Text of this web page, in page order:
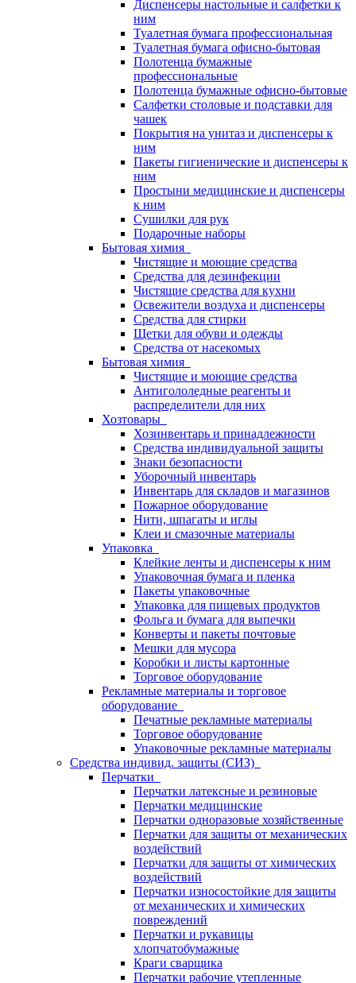
Диспенсеры настольные и салфетки к
ним
Туалетная бумага профессиональная
Туалетная бумага офисно-бытовая
Полотенца бумажные
профессиональные
Полотенца бумажные офисно-бытовые
Салфетки столовые и подставки для
чашек
Покрытия на унитаз и диспенсеры к
ним
Пакеты гигиенические и диспенсеры к
ним
Простыни медицинские и диспенсеры
к ним
Сушилки для рук
Подарочные наборы
Бытовая химия
Чистящие и моющие средства
Средства для дезинфекции
Чистящие средства для кухни
Освежители воздуха и диспенсеры
Средства для стирки
Щетки для обуви и одежды
Средства от насекомых
Бытовая химия
Чистящие и моющие средства
Антигололедные реагенты и
распределители для них
Хозтовары
Хозинвентарь и принадлежности
Средства индивидуальной защиты
Знаки безопасности
Уборочный инвентарь
Инвентарь для складов и магазинов
Пожарное оборудование
Нити, шпагаты и иглы
Клеи и смазочные материалы
Упаковка
Клейкие ленты и диспенсеры к ним
Упаковочная бумага и пленка
Пакеты упаковочные
Упаковка для пищевых продуктов
Фольга и бумага для выпечки
Конверты и пакеты почтовые
Мешки для мусора
Коробки и листы картонные
Торговое оборудование
Рекламные материалы и торговое
оборудование
Печатные рекламные материалы
Торговое оборудование
Упаковочные рекламные материалы
Средства индивид. защиты (СИЗ)
Перчатки
Перчатки латексные и резиновые
Перчатки медицинские
Перчатки одноразовые хозяйственные
Перчатки для защиты от механических
воздействий
Перчатки для защиты от химических
воздействий
Перчатки износостойкие для защиты
от механических и химических
повреждений
Перчатки и рукавицы
хлопчатобумажные
Краги сварщика
Перчатки рабочие утепленные